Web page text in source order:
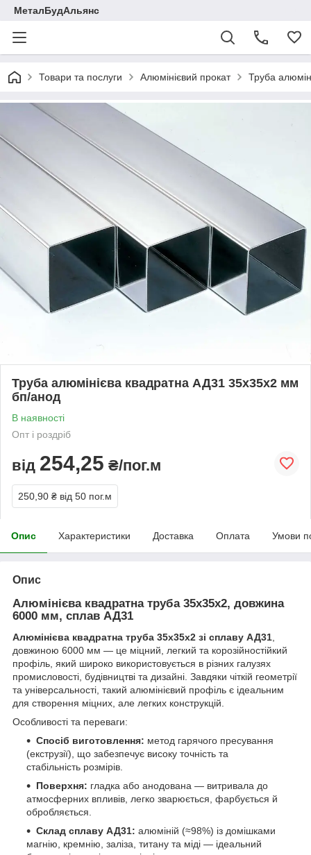
МеталБудАльянс
Товари та послуги Алюмінієвий прокат Труба
Труба алюмінієва квадратна АД31 35х35х2 мм
бп/анод
В наявності
Опт і роздріб
від 254,25 ₴/пог.м
250,90 ₴ від 50 пог.м
Опис Характеристики Доставка Оплата Умови
Опис
Алюмінієва квадратна труба 35х35х2, довжина
6000 мм, сплав АД31
Алюмінієва квадратна труба 35х35х2 зі сплаву АД31
довжиною 6000 мм — це міцний, легкий та корозійностійкий
профіль, який широко використовується в різних галузях
промисловості, будівництві та дизайні. Завдяки чіткій геометрії
та універсальності, такий алюмінієвий профіль є ідеальним
для створення міцних, але легких конструкцій.
Особливості та переваги:
Спосіб виготовлення: метод гарячого пресування
(екструзії), що забезпечує високу точність та
стабільність розмірів.
Поверхня: гладка або анодована — витривала до
атмосферних впливів, легко зварюється, фарбується й
обробляється.
Склад сплаву АД31: алюміній (≈98%) із домішками
магнію, кремнію, заліза, титану та міді — ідеальний